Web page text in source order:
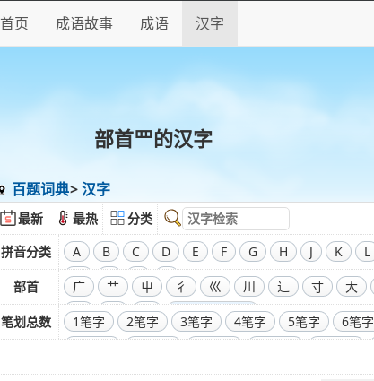
首页 成语故事 成语 汉字
部首罒的汉字
百题词典 汉字
最新 最热
分类
拼音分类
A B C D E F G H J K L
W
X Y Z
部首 广 艹 屮 彳 巛 川 辶 寸 大
彑
巾 口 全部偏旁部首
笔划总数 1笔字 2笔字 3笔字 4笔字 5笔字 6笔字
20笔字
21笔字 22笔字 23笔字 24笔字